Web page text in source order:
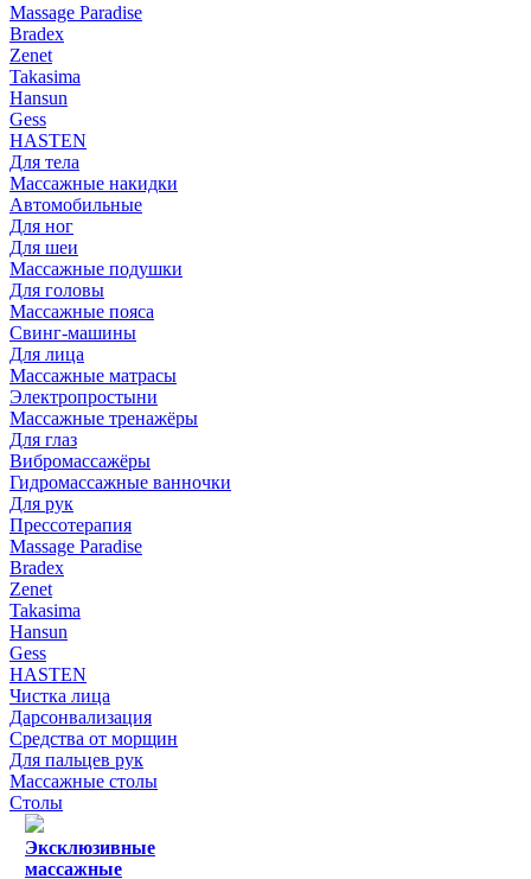
Massage Paradise
Bradex
Zenet
Takasima
Hansun
Gess
HASTEN
Для тела
Массажные накидки
Автомобильные
Для ног
Для шеи
Массажные подушки
Для головы
Массажные пояса
Свинг-машины
Для лица
Массажные матрасы
Электропростыни
Массажные тренажёры
Для глаз
Вибромассажёры
Гидромассажные ванночки
Для рук
Прессотерапия
Massage Paradise
Bradex
Zenet
Takasima
Hansun
Gess
HASTEN
Чистка лица
Дарсонвализация
Средства от морщин
Для пальцев рук
Массажные столы
Столы
Эксклюзивные
массажные